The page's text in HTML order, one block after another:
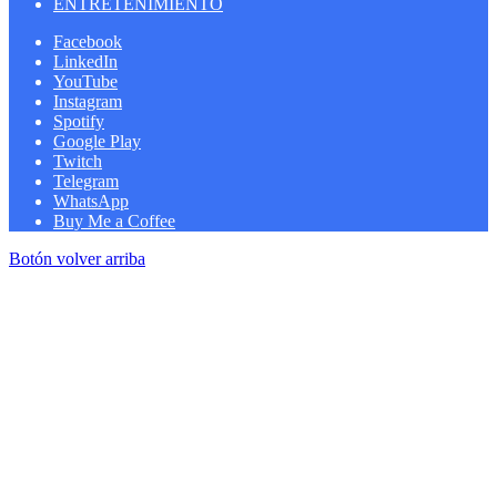
Facebook
LinkedIn
YouTube
Instagram
Spotify
Google Play
Twitch
Telegram
WhatsApp
Buy Me a Coffee
Botón volver arriba